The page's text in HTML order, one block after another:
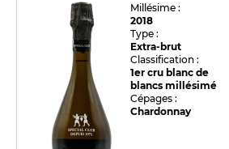
Millésime :
2018
Type :
Extra-brut
Classification :
1er cru blanc de
blancs millésimé
Cépages :
Chardonnay